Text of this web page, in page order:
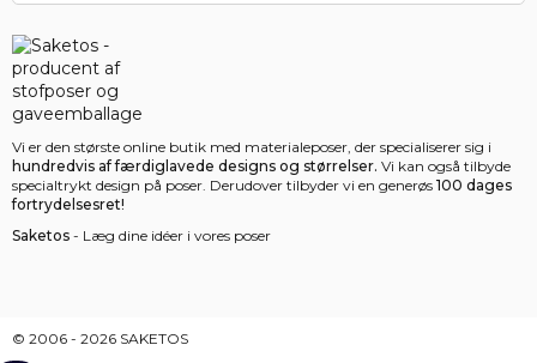
Vi er den største online butik med materialeposer, der specialiserer sig i
hundredvis af færdiglavede designs og størrelser. Vi kan også tilbyde
specialtrykt design på poser. Derudover tilbyder vi en generøs 100 dages
fortrydelsesret!
Saketos - Læg dine idéer i vores poser
© 2006 - 2026 SAKETOS